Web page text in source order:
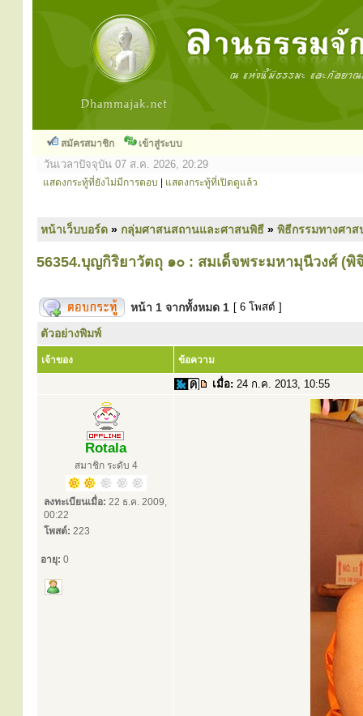
สมัครสมาชิก เข้าสู่ระบบ
วันเวลาปัจจุบัน 07 ส.ค. 2026, 20:29
แสดงกระทู้ที่ยังไม่มีการตอบ แสดงกระทู้ที่เปิดดูแล้ว
หน้าเว็บบอร์ด » กลุ่มศาสนสถานและศาสนพิธี » พิธีกรรมทางศา
56354.บุญกิริยาวัตถุ ๑๐ : สมเด็จพระมหามุนีวงศ์ (
หน้า 1 จากทั้งหมด 1 [ 6 โพสต์ ]
ตัวอย่างพิมพ์
เจ้าของ ข้อความ
เมื่อ: 24 ก.ค. 2013, 10:55
Rotala
สมาชิก ระดับ 4
ลงทะเบียนเมื่อ: 22 ธ.ค. 2009,
00:22
โพสต์: 223
อายุ: 0